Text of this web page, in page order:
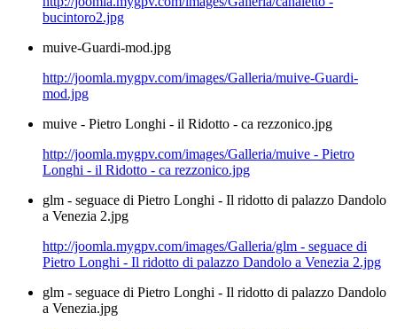
bucintoro2.jpg
muive-Guardi-mod.jpg
http://joomla.mygpv.com/images/Galleria/muive-Guardi-
mod.jpg
muive - Pietro Longhi - il Ridotto - ca rezzonico.jpg
http://joomla.mygpv.com/images/Galleria/muive - Pietro
Longhi - il Ridotto - ca rezzonico.jpg
glm - seguace di Pietro Longhi - Il ridotto di palazzo Dandolo
a Venezia 2.jpg
http://joomla.mygpv.com/images/Galleria/glm - seguace di
Pietro Longhi - Il ridotto di palazzo Dandolo a Venezia 2.jpg
glm - seguace di Pietro Longhi - Il ridotto di palazzo Dandolo
a Venezia.jpg